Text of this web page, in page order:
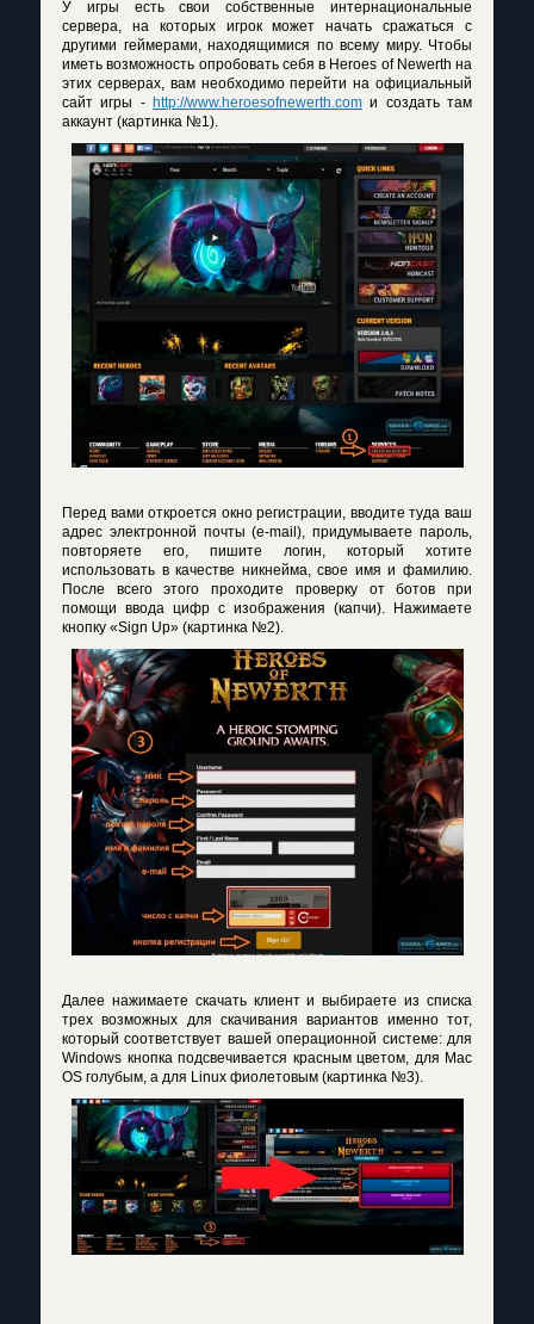
У игры есть свои собственные интернациональные
сервера, на которых игрок может начать сражаться с
другими геймерами, находящимися по всему миру. Чтобы
иметь возможность опробовать себя в Heroes of Newerth на
этих серверах, вам необходимо перейти на официальный
сайт игры - http://www.heroesofnewerth.com и создать там
аккаунт (картинка №1).
Перед вами откроется окно регистрации, вводите туда ваш
адрес электронной почты (e-mail), придумываете пароль,
повторяете его, пишите логин, который хотите
использовать в качестве никнейма, свое имя и фамилию.
После всего этого проходите проверку от ботов при
помощи ввода цифр с изображения (капчи). Нажимаете
кнопку «Sign Up» (картинка №2).
Далее нажимаете скачать клиент и выбираете из списка
трех возможных для скачивания вариантов именно тот,
который соответствует вашей операционной системе: для
Windows кнопка подсвечивается красным цветом, для Mac
OS голубым, а для Linux фиолетовым (картинка №3).